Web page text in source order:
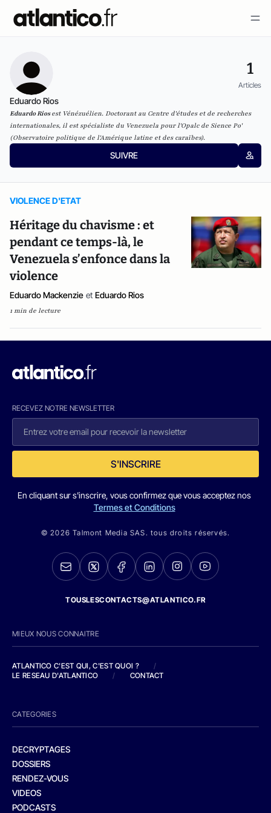
1
Articles
Eduardo Rios
Eduardo Riosest Vénézuélien. Doctorant au Centre d'études et de recherches
internationales, il est spécialiste du Venezuela pour l'Opalc de Sience Po'
(Observatoire politique de l'Amérique latine et des caraïbes).
SUIVRE
VIOLENCE D'ETAT
Héritage du chavisme : et
pendant ce temps-là, le
Venezuela s’enfonce dans la
violence
Eduardo Mackenzie et Eduardo Rios
1 min de lecture
RECEVEZ NOTRE NEWSLETTER
S'INSCRIRE
En cliquant sur s'inscrire, vous confirmez que vous acceptez nos
Termes et Conditions
© 2026 Talmont Media SAS. tous droits réservés.
TOUSLESCONTACTS@ATLANTICO.FR
MIEUX NOUS CONNAITRE
ATLANTICO C'EST QUI, C'EST QUOI ?
/
LE RESEAU D'ATLANTICO
/ CONTACT
CATEGORIES
DECRYPTAGES
DOSSIERS
RENDEZ-VOUS
VIDEOS
PODCASTS